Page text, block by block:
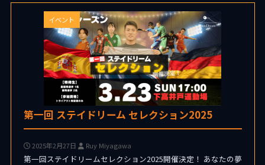
イベント
第一回 ステイドリーム セレクション2025
2025年2月27日 Ruy Miyagawa
第一回ステイドリームセレクション2025開催決定！ あなたの夢